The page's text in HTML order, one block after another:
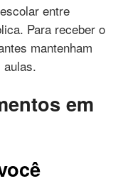
entre
Para receber o
mantenham
aulas.
em